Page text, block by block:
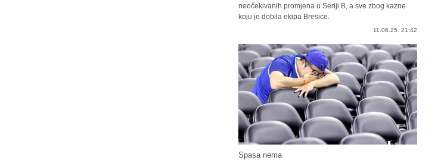
neočekivanih promjena u Seriji B, a sve zbog kazne
koju je dobila ekipa Bresice.
11.06.25. 21:42
Spasa nema